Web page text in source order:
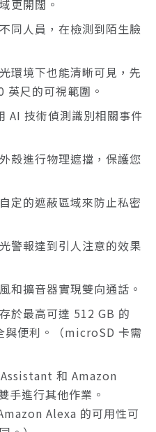
更開闊。
同人員，在檢測到陌生臉
環境下也能清晰可見，先
英尺的可視範圍。
AI 技術偵測識別相關事件
殼進行物理遮擋，保護您
定的遮蔽區域來防止私密
警報達到引人注意的效果
和擴音器實現雙向通話。
於最高可達 512 GB 的
便利。（microSD 卡需
和 Amazon
手進行其他作業。
Alexa 的可用性可